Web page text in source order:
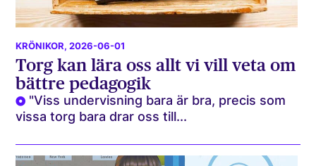
KRÖNIKOR, 2026-06-01
Torg kan lära oss allt vi vill veta om
bättre pedagogik
"Viss undervisning bara är bra, precis som
vissa torg bara drar oss till...